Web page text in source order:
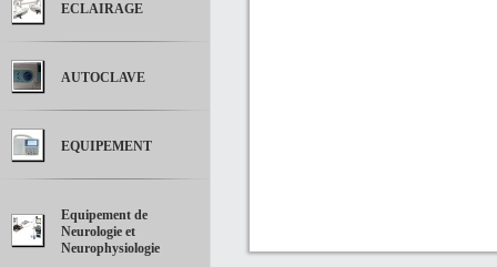
ECLAIRAGE
AUTOCLAVE
EQUIPEMENT
Equipement de
Neurologie et
Neurophysiologie